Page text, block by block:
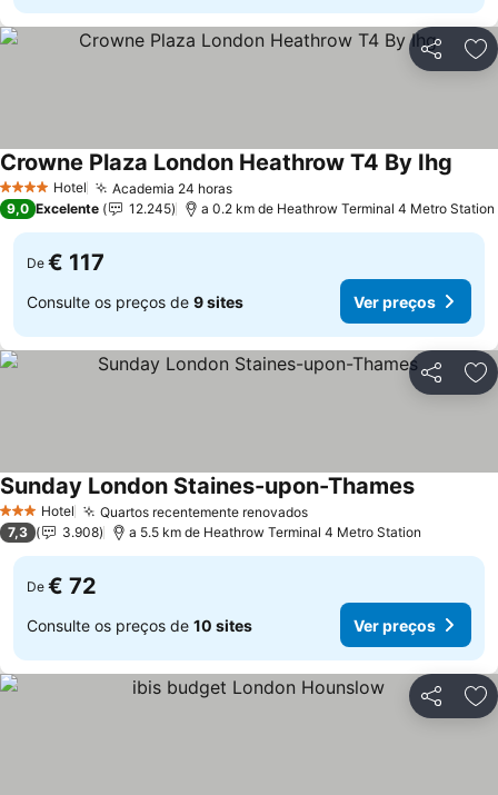
Partilhar
4 EstrelasHotel Academia 24 horasVer preços
Crowne Plaza London Heathrow T4 By Ihg
9,0 Excelente 12.245 a 0.2 km de Heathrow Terminal 4 Metro Station
De € 117
Consulte os preços de 9 sites Ver preços
Partilhar
3 EstrelasHotel Quartos recentemente renovadosVer preços
Sunday London Staines-upon-ThamesVer
7,3 3.908 a 5.5 km de Heathrow Terminal 4 Metro Station
De € 72
Consulte os preços de 10 sites Ver preços
Partilhar